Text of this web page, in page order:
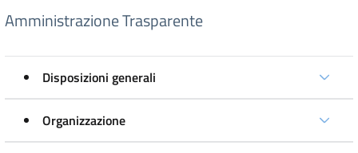
Amministrazione Trasparente
Disposizioni generali
Organizzazione